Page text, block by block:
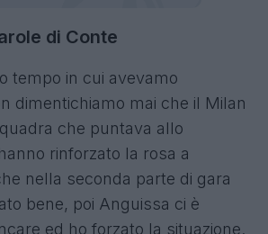
di Conte
tempo in cui avevamo
dimentichiamo mai che il Milan
che puntava allo
rinforzato la rosa a
nella seconda parte di gara
bene, poi Anguissa ci è
ed ho forzato la situazione.